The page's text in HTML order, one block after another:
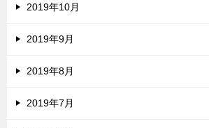
2019年10月
2019年9月
2019年8月
2019年7月